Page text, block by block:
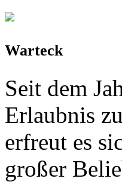
Warteck
Seit dem
Erlaubnis
erfreut es
großer